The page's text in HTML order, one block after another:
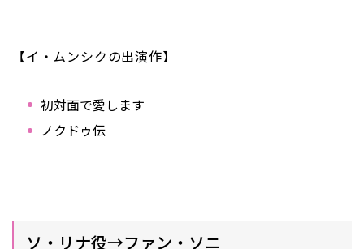
【イ・ムンシクの出演作】
初対面で愛します
ノクドゥ伝